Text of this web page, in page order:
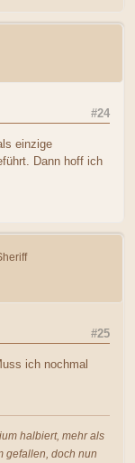
#24
einzige
Dann hoff ich
#25
ich nochmal
halbiert, mehr als
gefallen, doch nun